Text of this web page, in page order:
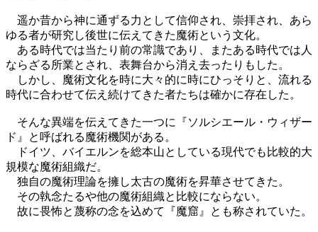
遥か昔から神に通ずる力として信仰され、崇拝され、あら
ゆる者が研究し後世に伝えてきた魔術という文化。
ある時代では当たり前の常識であり、またある時代では人
ならざる所業とされ、表舞台から消え去ったりもした。
しかし、魔術文化を時に大々的に時にひっそりと、流れる
時代に合わせて伝え続けてきた者たちは確かに存在した。
そんな異端を伝えてきた一つに『ソルシエール・ウィザー
ド』と呼ばれる魔術機関がある。
ドイツ、バイエルンを総本山としている現代でも比較的大
規模な魔術組織だ。
独自の魔術理論を擁し太古の魔術を昇華させてきた。
その執念たるや他の魔術組織と比較にならない。
故に畏怖と蔑称の念を込めて『魔窟』とも称されていた。